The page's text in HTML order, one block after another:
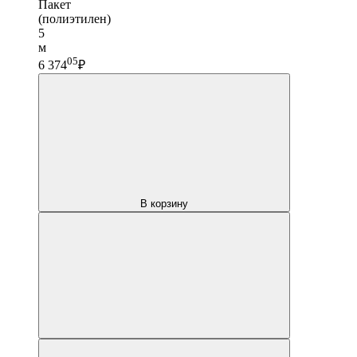
Пакет
(полиэтилен)
5
м
6 37405₽
В корзину